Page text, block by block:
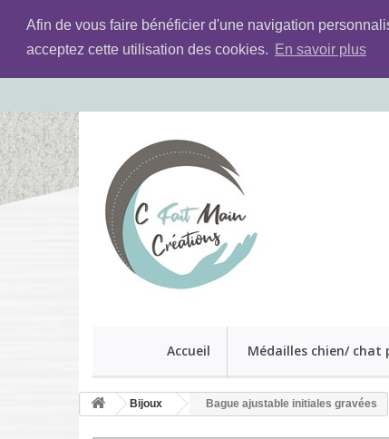
Afin de vous faire bénéficier d'une navigation
acceptez cette utilisation des cookies.
En savoir plus
Accueil Médailles chien/ chat
Bijoux Bague ajustable initiales gravées